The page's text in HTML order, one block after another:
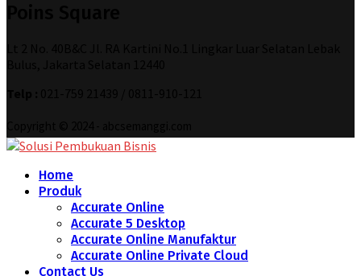
Home
Produk
Accurate Online
Accurate 5 Desktop
Accurate Online Manufaktur
Accurate Online Private Cloud
Contact Us